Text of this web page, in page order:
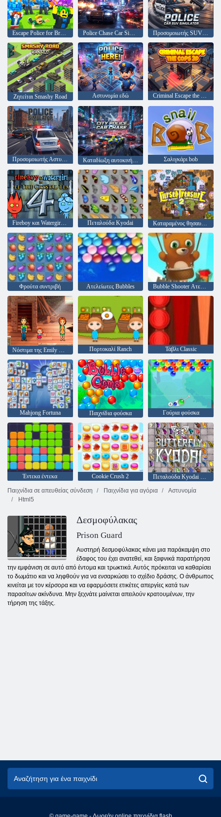
Escape Police for Brainrots Police Chase Car Simulator Προσομοιωτής SUV αστυνομικών αυτοκινήτων
Ζητείται Smashy Road Αστυνομία εδώ Criminal Escape the Cops 3D
Προσομοιωτής Αστυνομίας Καταδίωξη αυτοκινήτου της αστυνομίας της πόλης Σαλιγκάρι bob
Fireboy και Watergirl 4: Crystal Temple Πεταλούδα Kyodai Καταραμένος θησαυρός 2
Φρούτα συντριβή Ατελείωτες Bubbles Bubble Shooter Ατελείωτες
Πορτοκαλί Ranch Τάβλι Classic
Mahjong Fortuna Παιχνίδια φούσκα Γούρια φούσκα
Έντεκα έντεκα Cookie Crush 2
Πεταλούδα Kyodai HD
Παιχνίδια σε απευθείας σύνδεση
Παιχνίδια για αγόρια
Αστυνομία
Html5
Δεσμοφύλακας
Prison Guard
Αυστηρή δεσμοφύλακας κάνει μια παράκαμψη στο
έδαφος του έχει ανατεθεί, και ξαφνικά παρατήρησα
την εμφάνιση σε αυτό από έντομα και τρωκτικά. Αυτός πρόκειται να καθαρίσει
το δωμάτιο και να ληφθούν για να ενσαρκώσει το σχέδιο δράσης. Ο άνθρωπος
κινείται με τον κέρσορα και να εφαρμόσετε ετικέτες απεργίες κατά των
παρασίτων ακίνδυνα. Μην ξεχνάτε μαίνεται απειλούν κρατουμένων, την
τήρηση της τάξης.